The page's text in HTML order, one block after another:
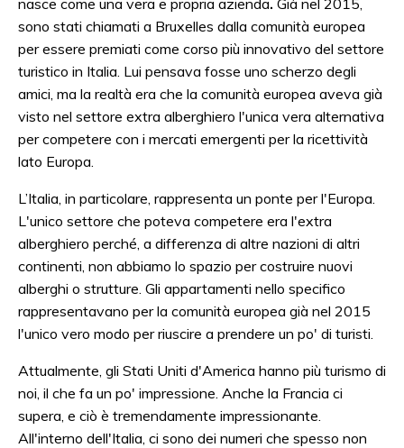
sono stati chiamati a Bruxelles dalla comunità europea
per essere premiati come corso più innovativo del settore
turistico in Italia. Lui pensava fosse uno scherzo degli
amici, ma la realtà era che la comunità europea aveva già
visto nel settore extra alberghiero l'unica vera alternativa
per competere con i mercati emergenti per la ricettività
lato Europa.
L’Italia, in particolare, rappresenta un ponte per l'Europa.
L'unico settore che poteva competere era l'extra
alberghiero perché, a differenza di altre nazioni di altri
continenti, non abbiamo lo spazio per costruire nuovi
alberghi o strutture. Gli appartamenti nello specifico
rappresentavano per la comunità europea già nel 2015
l'unico vero modo per riuscire a prendere un po' di turisti.
Attualmente, gli Stati Uniti d'America hanno più turismo di
noi, il che fa un po' impressione. Anche la Francia ci
supera, e ciò è tremendamente impressionante.
All'interno dell'Italia, ci sono dei numeri che spesso non